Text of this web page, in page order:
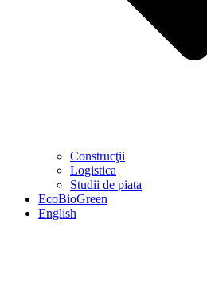
Construcţii
Logistica
Studii de piata
EcoBioGreen
English